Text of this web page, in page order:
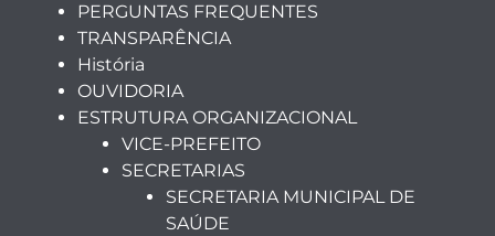
PERGUNTAS FREQUENTES
TRANSPARÊNCIA
História
OUVIDORIA
ESTRUTURA ORGANIZACIONAL
VICE-PREFEITO
SECRETARIAS
SECRETARIA MUNICIPAL DE
SAÚDE